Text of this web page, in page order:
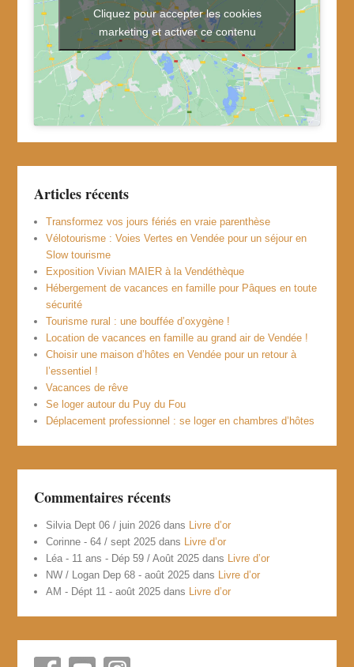
Cliquez pour accepter les cookies
marketing et activer ce contenu
Articles récents
Transformez vos jours fériés en vraie parenthèse
Vélotourisme : Voies Vertes en Vendée pour un séjour en
Slow tourisme
Exposition Vivian MAIER à la Vendéthèque
Hébergement de vacances en famille pour Pâques en toute
sécurité
Tourisme rural : une bouffée d’oxygène !
Location de vacances en famille au grand air de Vendée !
Choisir une maison d’hôtes en Vendée pour un retour à
l’essentiel !
Vacances de rêve
Se loger autour du Puy du Fou
Déplacement professionnel : se loger en chambres d’hôtes
Commentaires récents
Silvia Dept 06 / juin 2026 dans Livre d’or
Corinne - 64 / sept 2025 dans Livre d’or
Léa - 11 ans - Dép 59 / Août 2025 dans Livre d’or
NW / Logan Dep 68 - août 2025 dans Livre d’or
AM - Dépt 11 - août 2025 dans Livre d’or